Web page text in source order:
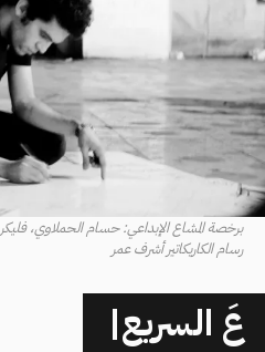
برخصة المشاع الإبداعي: حسام الحملاوي، فليكر
رسام الكاريكاتير أشرف عمر
عَ السريع|